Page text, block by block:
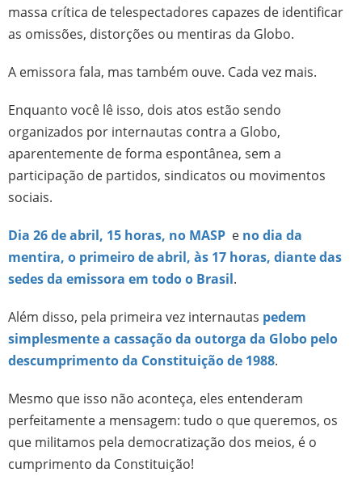
massa crítica de telespectadores capazes de identificar
as omissões, distorções ou mentiras da Globo.
A emissora fala, mas também ouve. Cada vez mais.
Enquanto você lê isso, dois atos estão sendo
organizados por internautas contra a Globo,
aparentemente de forma espontânea, sem a
participação de partidos, sindicatos ou movimentos
sociais.
Dia 26 de abril, 15 horas, no MASP e no dia da
mentira, o primeiro de abril, às 17 horas, diante das
sedes da emissora em todo o Brasil.
Além disso, pela primeira vez internautas pedem
simplesmente a cassação da outorga da Globo pelo
descumprimento da Constituição de 1988.
Mesmo que isso não aconteça, eles entenderam
perfeitamente a mensagem: tudo o que queremos, os
que militamos pela democratização dos meios, é o
cumprimento da Constituição!